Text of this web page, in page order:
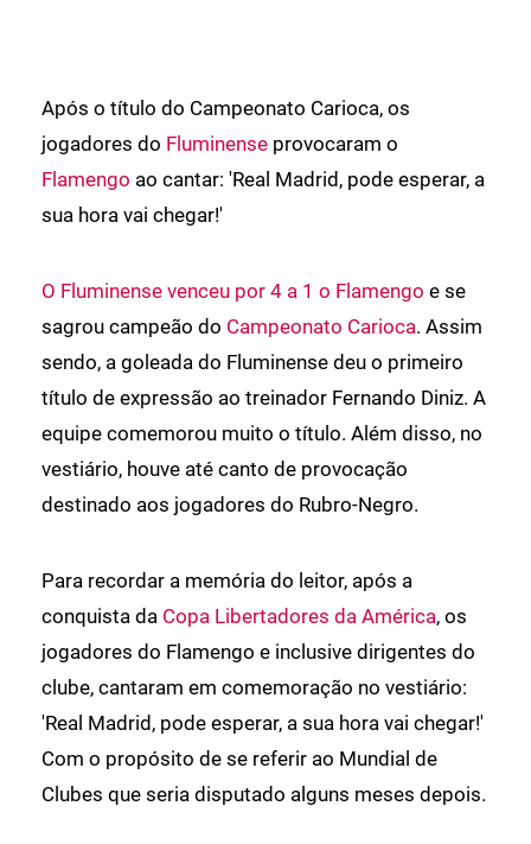
Após o título do Campeonato Carioca, os
jogadores do Fluminense provocaram o
Flamengo ao cantar: 'Real Madrid, pode esperar, a
sua hora vai chegar!'
O Fluminense venceu por 4 a 1 o Flamengo e se
sagrou campeão do Campeonato Carioca. Assim
sendo, a goleada do Fluminense deu o primeiro
título de expressão ao treinador Fernando Diniz. A
equipe comemorou muito o título. Além disso, no
vestiário, houve até canto de provocação
destinado aos jogadores do Rubro-Negro.
Para recordar a memória do leitor, após a
conquista da Copa Libertadores da América, os
jogadores do Flamengo e inclusive dirigentes do
clube, cantaram em comemoração no vestiário:
'Real Madrid, pode esperar, a sua hora vai chegar!'
Com o propósito de se referir ao Mundial de
Clubes que seria disputado alguns meses depois.